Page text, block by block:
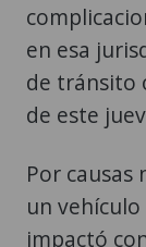
en esa
de tránsito
de este
Por causas
un
impactó